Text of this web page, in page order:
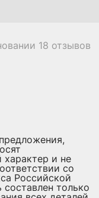
18 отзывов
и не
со
Российской
только